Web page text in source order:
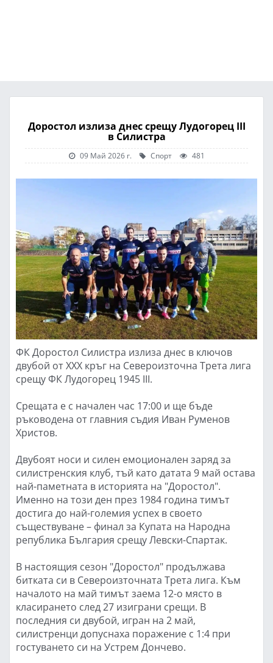
Доростол излиза днес срещу Лудогорец III
в Силистра
09 Май 2026 г. Спорт 481
ФК Доростол Силистра излиза днес в ключов
двубой от XXX кръг на Североизточна Трета лига
срещу ФК Лудогорец 1945 III.
Срещата е с начален час 17:00 и ще бъде
ръководена от главния съдия Иван Руменов
Христов.
Двубоят носи и силен емоционален заряд за
силистренския клуб, тъй като датата 9 май остава
най-паметната в историята на "Доростол".
Именно на този ден през 1984 година тимът
достига до най-големия успех в своето
съществуване – финал за Купата на Народна
република България срещу Левски-Спартак.
В настоящия сезон "Доростол" продължава
битката си в Североизточната Трета лига. Към
началото на май тимът заема 12-о място в
класирането след 27 изиграни срещи. В
последния си двубой, игран на 2 май,
силистренци допуснаха поражение с 1:4 при
гостуването си на Устрем Дончево.